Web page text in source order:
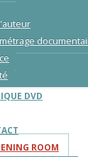
DVD
ROOM